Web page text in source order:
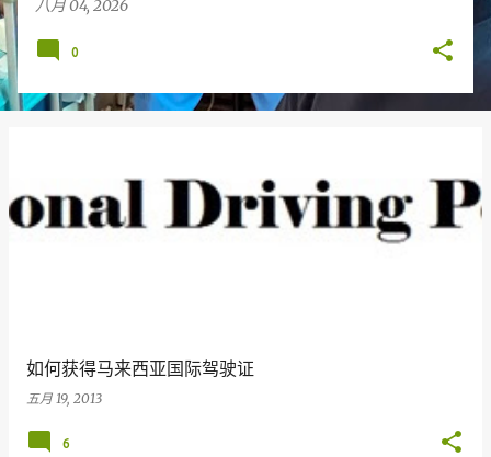
八月 04, 2026
0
如何获得马来西亚国际驾驶证
五月 19, 2013
6